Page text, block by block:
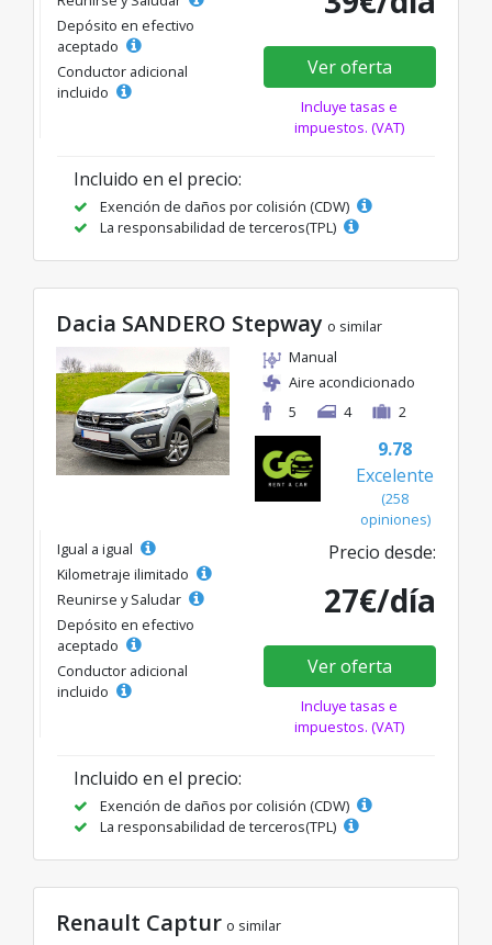
Depósito en efectivo
aceptado
Conductor adicional
incluido
Ver oferta
Incluye tasas e
impuestos. (VAT)
Incluido en el precio:
Exención de daños por colisión (CDW)
La responsabilidad de terceros(TPL)
Dacia SANDERO Stepway o similar
Manual
Aire acondicionado
5
4 2
9.78
Excelente
(258
opiniones)
Igual a igual
Kilometraje ilimitado
Reunirse y Saludar
Depósito en efectivo
aceptado
Conductor adicional
incluido
Precio desde:
27€/día
Ver oferta
Incluye tasas e
impuestos. (VAT)
Incluido en el precio:
Exención de daños por colisión (CDW)
La responsabilidad de terceros(TPL)
Renault Captur o similar